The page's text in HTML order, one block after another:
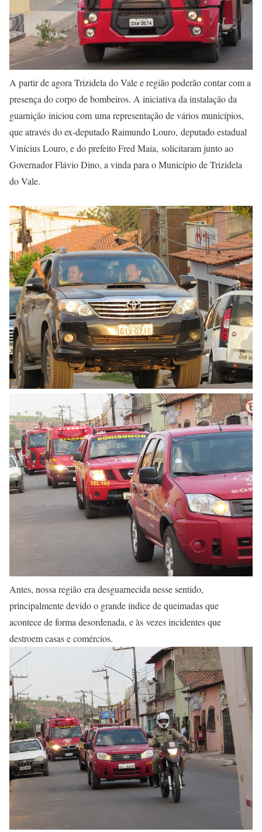
A partir de agora Trizidela do Vale e região poderão contar com a
presença do corpo de bombeiros. A iniciativa da instalação da
guarnição iniciou com uma representação de vários municípios,
que através do ex-deputado Raimundo Louro, deputado estadual
Vinícius Louro, e do prefeito Fred Maia, solicitaram junto ao
Governador Flávio Dino, a vinda para o Município de Trizidela
do Vale.
Antes, nossa região era desguarnecida nesse sentido,
principalmente devido o grande índice de queimadas que
acontece de forma desordenada, e às vezes incidentes que
destroem casas e comércios.